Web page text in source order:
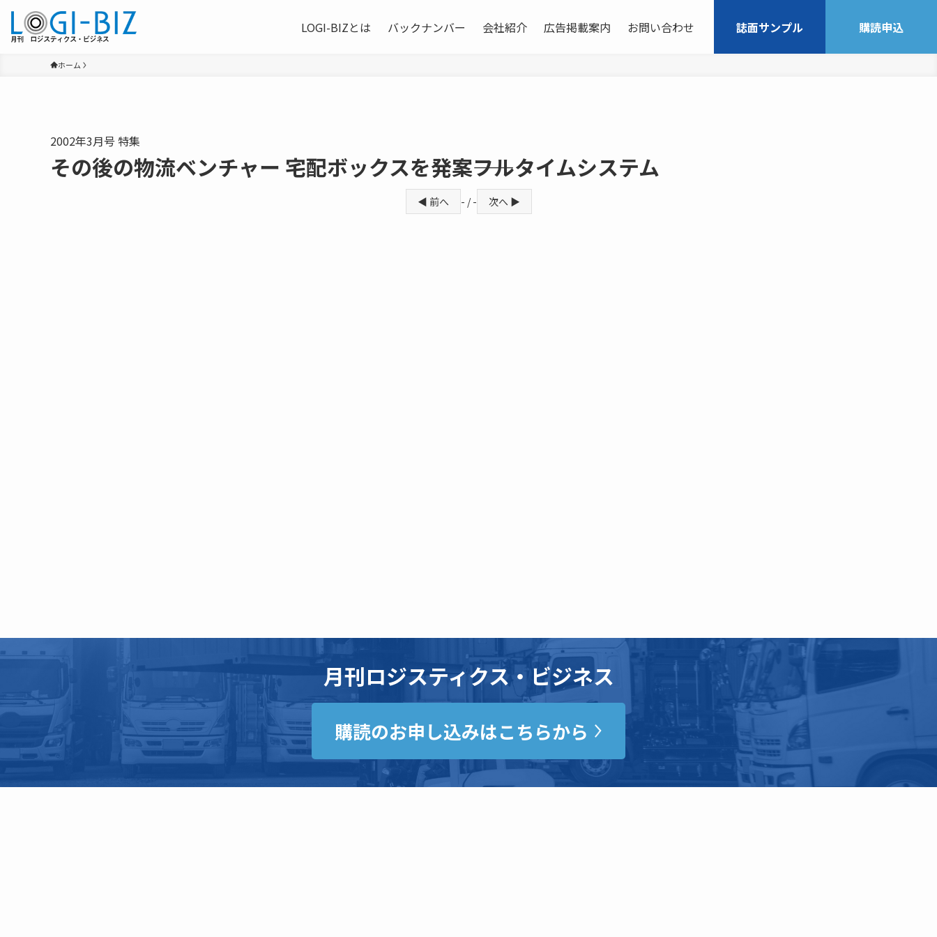
LOGI-BIZとは バックナンバー 会社紹介 広告掲載案内 お問い合わせ 誌面サンプル 購読申込
ホーム
2002年3月号 特集
その後の物流ベンチャー 宅配ボックスを発案――フルタイムシステム
◀ 前へ - / - 次へ ▶
月刊ロジスティクス・ビジネス
購読のお申し込みはこちらから